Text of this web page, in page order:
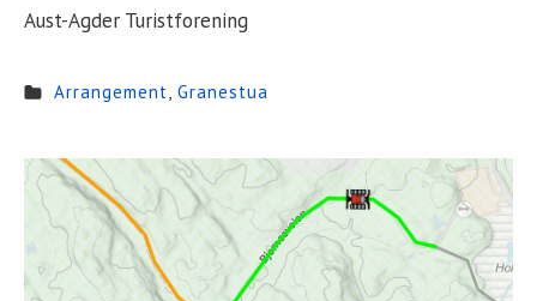
Aust-Agder Turistforening
Arrangement, Granestua
Sidebar
Widget
Area